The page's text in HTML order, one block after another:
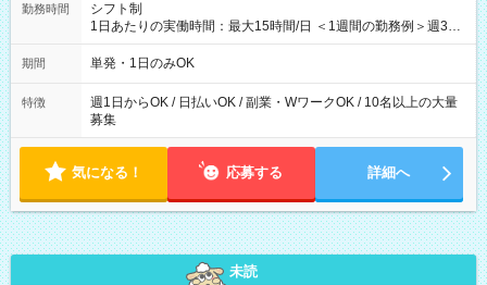
勤務時間
シフト制
1日あたりの実働時間：最大15時間/日 ＜1週間の勤務例＞週3回
勤務 勤務：月・水・金 休み：火・木・土・日 好きな時にお仕事
可能です！ ※1日あたりの最大実働時間は日勤、夜勤共に勤務し
期間 単発・1日のみOK
特徴
週1日からOK / 日払いOK / 副業・WワークOK / 10名以上の大量
募集
気になる！ 応募する 詳細へ
未読